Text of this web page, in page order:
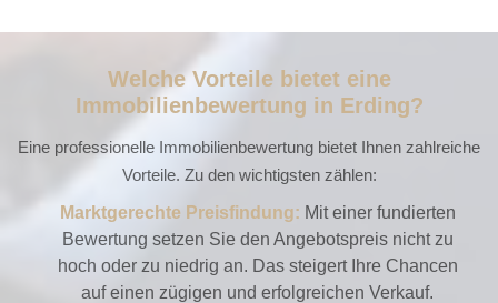
Welche Vorteile bietet eine
Immobilienbewertung in Erding?
Eine professionelle Immobilienbewertung bietet Ihnen zahlreiche
Vorteile. Zu den wichtigsten zählen:
Marktgerechte Preisfindung: Mit einer fundierten
Bewertung setzen Sie den Angebotspreis nicht zu
hoch oder zu niedrig an. Das steigert Ihre Chancen
auf einen zügigen und erfolgreichen Verkauf.